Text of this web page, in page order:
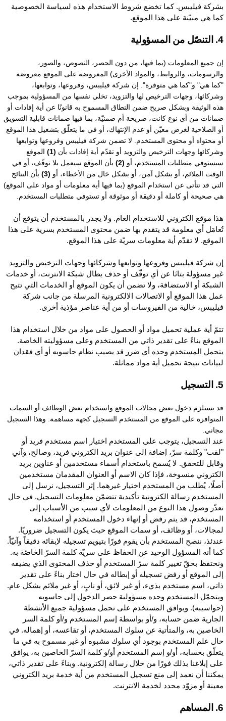
فيليبس. كما تخضع شروط الاستخدام هذه لسياسة الخصوصية
هي مبيّنة على هذا الموقع.
جميع المعلومات (بما فيها، من دون الحصر، النصوص، والصور،
والروابط، والمواد الأخرى) المعروضة على الموقع معروضة
هي" و"كما هي متوفرة". إن شركة فيليبس، وفروعها، وتوابعها،
وجهات الترخيص لها والتزويد، تخلي نفسها من المسؤولية بموجب
الوثيقة وبشكل صريح ضمن النطاق المسموح به قانونًا عن أية إفادات أو
من أي نوع كانت، صريحة أم ضمنيّة، بما فيها ضمانات قابلية التسويق
الصلاحية لغرض معيّن أو عدم الإنتهاك، أو في ما يتعلّق بتشغيل هذا الموقع
محتواه أو محتوى المستخدم. لا تضمن شركة فيليبس وفروعها وتوابعها
وجهات الترخيص والتزويد أو تقدّم أية إفادات بأن(1)
الموقع
متطلبات المستخدم، أو(2)
بأن الموقع سيعمل بلا توقّف، أو في
الملائم، أو بشكل آمن، أو بشكل خال من الأخطاء، أو(3)
بأن النتائج
قد تتأتى عن استخدام الموقع (بما فيها أية معلومات أو مواد على الموقع)
صحيحة أو كاملة أو دقيقة أو موثوقة أو تستوفي متطلبات المستخدم.
موقع الكتروني للاستخدام العام. ولا يجدر بالمستخدم أن يتوقع أن
أي معلومة قد يتقدم بها ضمن محتوى المستخدم بسرية على هذا
لا تقدّم أية معلومات سريّة على هذا الموقع.
شركة فيليبس وفروعها وتوابعها وشركائها وجهات الترخيص والتزويد
مسؤولة بتاتَا عن أي توقّف أو حذف يطال شبكة الانترنت، أو خدمات
أو الاستضافة، ولا تضمن أن يكون الموقع أو الخدمات التي تتيح
هذا الموقع أو الاتصالات الالكترونية المرسلة من جانب شركة
خالية من الفيروسات أو من أية عناصر مؤذية أخرى.
أية عملية تحميل مواد أو الحصول على مواد من خلال استخدام هذا
بناءً على تقدير ذاتي من المستخدم وعلى مسؤوليته الخاصة.
المستخدم وحده أي ضرر قد يصيب نظام حاسوبه أو أي فقدان
نتيجة تحميل أية مواد مماثلة.
يستلزم دخول بعض مجالات الموقع واستخدام بعض الوظائف أو السمات
على الموقع من المستخدم التسجيل كجهة مساهمة. وهذا التسجيل
التسجيل، يتوجب على المستخدم اختيار اسم مستخدم فريد أو
وكلمة سرّ، إضافة إلى عنوان بريد الكتروني فريد، وصالح، وآني
للتحقق. لا يُسمح باستخدام أسماء مستخدمين أو عناوين بريد
منسوخة، فإذا كان الاسم أو العنوان المقدمان مستخدمين
يُطلب من المستخدم اختيار غيرهما. إثر التسجيل، نرسل إلى
رسالة الكترونية تأكيدية تتضمّن معلومات التسجيل. في حال
وصول هذا النوع من المعلومات لأي سبب من الأسباب إلى
قد يتم رفض أو إنهاء دخول المستخدم أو استخدامه
أو وظائف، أو سمات الموقع حيث يكون التسجيل ضروريًا.
ننصح المستخدم بأن يقوم فورًا بتيويم تسجيله لإبقائه دقيقاً وآنيّاً.
أنه المسؤول الوحيد عن الحفاظ على سريّة كلمة السرّ الخاصّة به.
بحقّ تغيير كلمة سرّ المستخدم أو حذف المحتوى الذي يضيفه
الموقع أو رفض تسجيله أو إبطاله في حال اختار بناءً على تقدير
اسم مستخدم بذيء، أو غير لائق، أو نابٍ، أو غير ملائم بشكل عام.
المستخدم وحده مسؤولية حصر الدخول إلى حاسوبه
ويوافق المستخدم على تحمل مسؤولية جميع الأنشطة
ضمن حسابه، و/أو بواسطة إسم المستخدم و/أو كلمة السر
به، والمتأتية عن سلوك المستخدم، أو تقاعسه، أو إهماله. في
علم المستخدم بوجود أي سلوك مشبوه أو غير مسموح به في ما
بحسابه، أو/و إسم المستخدم أو/و كلمة السرّ الخاصين به، يوافق
إبلاغنا بذلك فورًا من خلال رسالة إلكترونية. وبناءً على تقدير ذاتي،
أن نعمد إلى منع تسجيل المستخدم من أية خدمة بريد الكتروني
أو مزوّد محدد لخدمة الانترنت.